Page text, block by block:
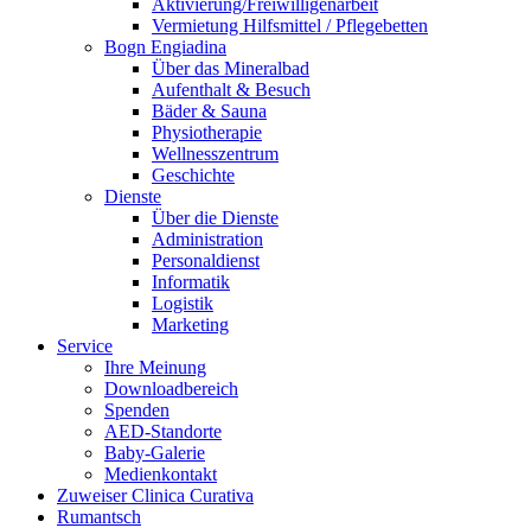
Aktivierung/Freiwilligenarbeit
Vermietung Hilfsmittel / Pflegebetten
Bogn Engiadina
Über das Mineralbad
Aufenthalt & Besuch
Bäder & Sauna
Physiotherapie
Wellnesszentrum
Geschichte
Dienste
Über die Dienste
Administration
Personaldienst
Informatik
Logistik
Marketing
Service
Ihre Meinung
Downloadbereich
Spenden
AED-Standorte
Baby-Galerie
Medienkontakt
Zuweiser Clinica Curativa
Rumantsch